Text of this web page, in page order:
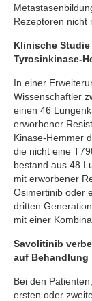
Rezeptoren nicht
Klinische
Tyrosinkinase-
In einer
Wissenschaftler
einen 46
erworbener
Kinase-Hemmer
die nicht eine
bestand aus 48
mit erworbener
Osimertinib oder
dritten
mit einer
Savolitinib
auf Behandlung
Bei den
ersten oder